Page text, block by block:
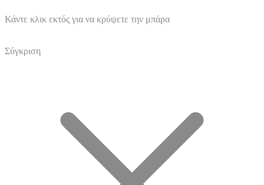
Κάντε κλικ εκτός για να κρύψετε την μπάρα
Σύγκριση